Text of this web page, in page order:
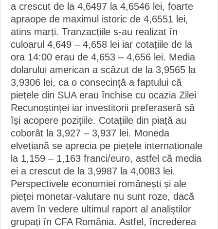
a crescut de la 4,6497 la 4,6546 lei, foarte
apraope de maximul istoric de 4,6551 lei,
atins marți. Tranzacțiile s-au realizat în
culoarul 4,649 – 4,658 lei iar cotațiile de la
ora 14:00 erau de 4,653 – 4,656 lei. Media
dolarului american a scăzut de la 3,9565 la
3,9306 lei, ca o consecință a faptului că
piețele din SUA erau închise cu ocazia Zilei
Recunoștinței iar investitorii preferaseră să
își acopere pozițiile. Cotațiile din piață au
coborât la 3,927 – 3,937 lei. Moneda
elvețiană se aprecia pe piețele internaționale
la 1,159 – 1,163 franci/euro, astfel că media
ei a crescut de la 3,9987 la 4,0083 lei.
Perspectivele economiei românești și ale
pieței monetar-valutare nu sunt roze, dacă
avem în vedere ultimul raport al analiștilor
grupați în CFA România. Astfel, încrederea